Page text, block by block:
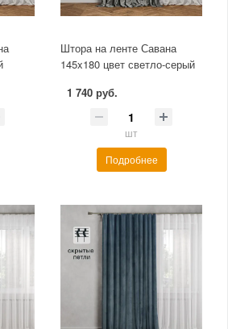
Штора на ленте Савана
145x180 цвет светло-серый
1 740 руб.
шт
Подробнее